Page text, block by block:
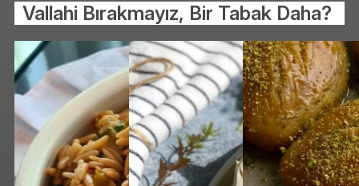
Vallahi Bırakmayız, Bir Tabak Daha?